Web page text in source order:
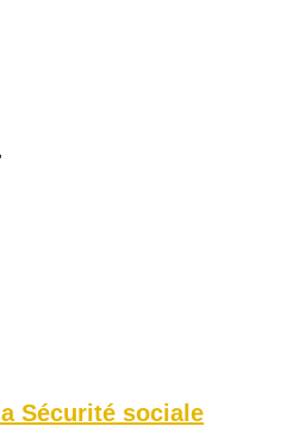
Sécurité sociale